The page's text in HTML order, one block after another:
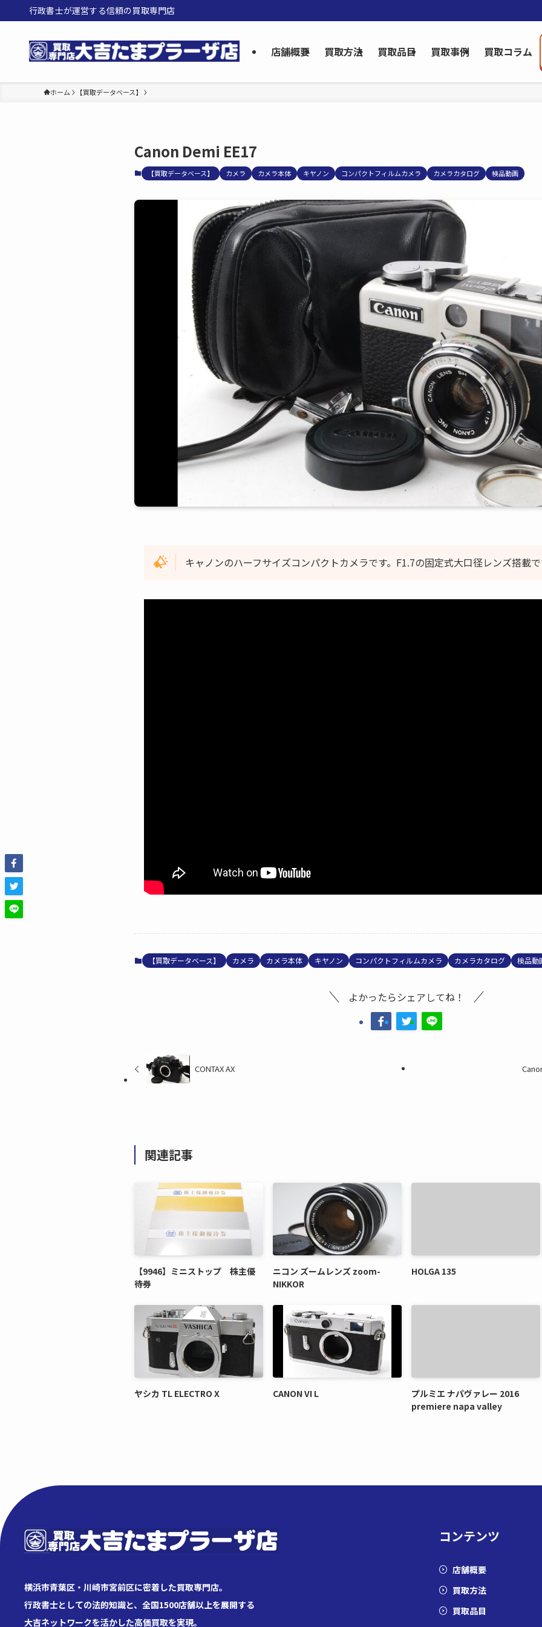
行政書士が運営する信頼の買取専門店
店舗概要 買取方法 買取品目 買取事例 買取コラム
ホーム 【買取データベース】
Canon Demi EE17
【買取データベース】 カメラ カメラ本体 キヤノン コンパクトフィルムカメラ カメラカタログ 検品動画
キャノンのハーフサイズコンパクトカメラです。F1.7の固定式大口径レンズ搭載
【買取データベース】 カメラ カメラ本体 キヤノン コンパクトフィルムカメラ カメラカタログ 検品動
よかったらシェアしてね！
CONTAX AX
関連記事
【9946】ミニストップ 株主優
待券
ニコン ズームレンズ zoom-
NIKKOR
HOLGA 135
ヤシカ TL ELECTRO X CANON VI L
プルミエ ナパヴァレー 2016
premiere napa valley
横浜市青葉区・川崎市宮前区に密着した買取専門店。
行政書士としての法的知識と、全国1500店舗以上を展開する
大吉ネットワークを活かした高価買取を実現。
コンテンツ
店舗概要
買取方法
買取品目